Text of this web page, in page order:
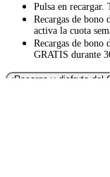
Pulsa en recargar.
Recargas de bono
activa la cuota
Recargas de bono
GRATIS durante
¡Recarga y disfruta del